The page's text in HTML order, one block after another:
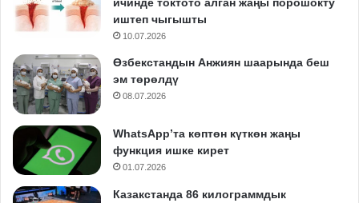
иштеп чыгышты
10.07.2026
Өзбекстандын Анжиян шаарында беш
эм төрөлдү
08.07.2026
WhatsApp’та көптөн күткөн жаңы
функция ишке кирет
01.07.2026
Казакстанда 86 килограммдык